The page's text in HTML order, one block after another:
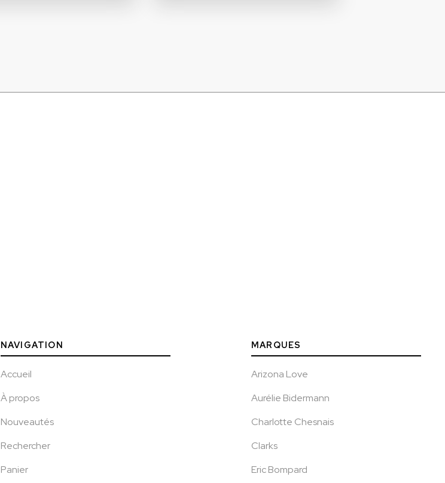
NAVIGATION
Accueil
À propos
Nouveautés
Rechercher
Panier
MARQUES
Arizona Love
Aurélie Bidermann
Charlotte Chesnais
Clarks
Eric Bompard